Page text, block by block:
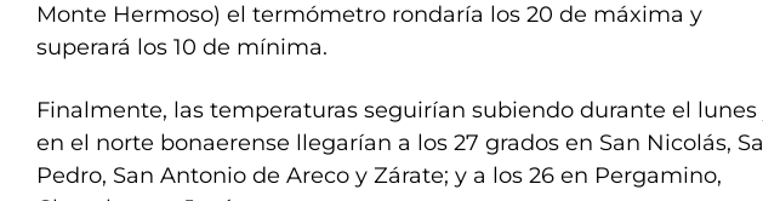
Monte Hermoso) el termómetro rondaría los 20 de máxima y
superará los 10 de mínima.
Finalmente, las temperaturas seguirían subiendo durante el lunes
en el norte bonaerense llegarían a los 27 grados en San Nicolás,
Pedro, San Antonio de Areco y Zárate; y a los 26 en Pergamino,